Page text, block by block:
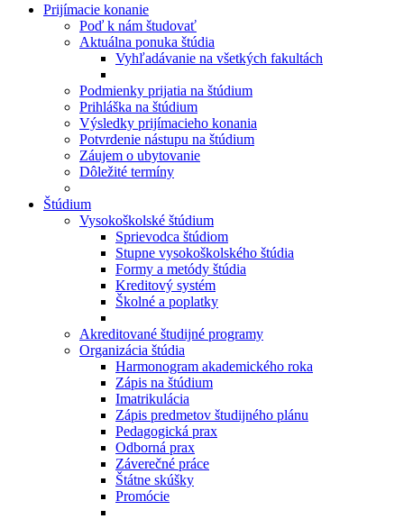
Prijímacie konanie
Poď k nám študovať
Aktuálna ponuka štúdia
Vyhľadávanie na všetkých fakultách
Podmienky prijatia na štúdium
Prihláška na štúdium
Výsledky prijímacieho konania
Potvrdenie nástupu na štúdium
Záujem o ubytovanie
Dôležité termíny
Štúdium
Vysokoškolské štúdium
Sprievodca štúdiom
Stupne vysokoškolského štúdia
Formy a metódy štúdia
Kreditový systém
Školné a poplatky
Akreditované študijné programy
Organizácia štúdia
Harmonogram akademického roka
Zápis na štúdium
Imatrikulácia
Zápis predmetov študijného plánu
Pedagogická prax
Odborná prax
Záverečné práce
Štátne skúšky
Promócie